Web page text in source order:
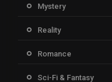
Mystery
Reality
Romance
Sci-Fi & Fantasy